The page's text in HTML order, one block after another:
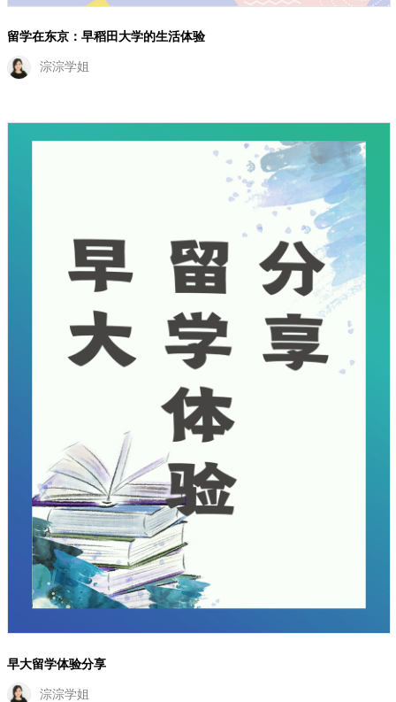
留学在东京：早稻田大学的生活体验
淙淙学姐
早大留学体验分享
淙淙学姐